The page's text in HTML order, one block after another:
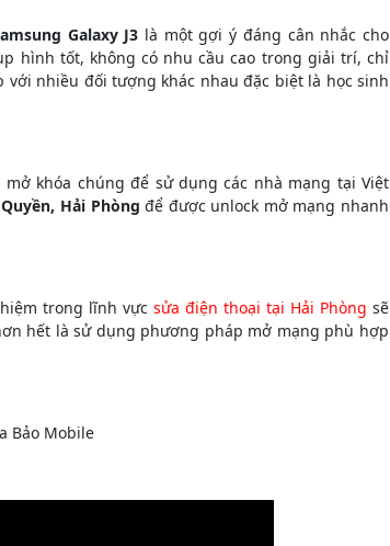
Galaxy J3 là một gợi ý đáng cân nhắc cho
hình tốt, không có nhu cầu cao trong giải trí, chỉ
nhiều đối tượng khác nhau đặc biệt là học sinh
khóa chúng để sử dụng các nhà mạng tại Việt
Hải Phòng để được unlock mở mạng nhanh
trong lĩnh vực sửa điện thoại tại Hải Phòng sẽ
hết là sử dụng phương pháp mở mạng phù hợp
Bảo Mobile